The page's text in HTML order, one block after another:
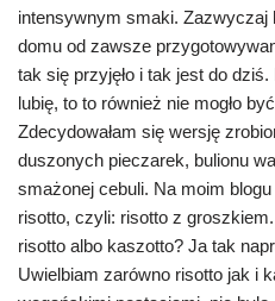
intensywnym smaki. Zazwyczaj
domu od zawsze
tak się przyjęło i tak jest do
lubię, to to również nie mogło
Zdecydowałam się wersję
duszonych pieczarek, bulionu
smażonej cebuli. Na moim
risotto, czyli: risotto z
risotto albo kaszotto? Ja tak
Uwielbiam zarówno risotto jak i